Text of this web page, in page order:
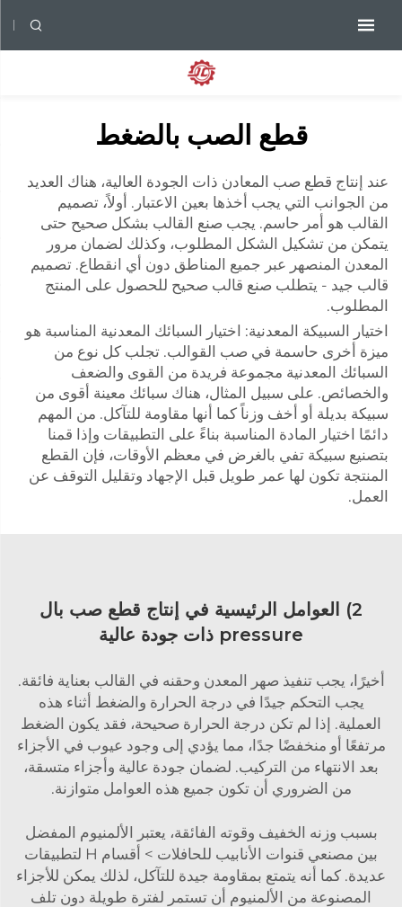
قطع الصب بالضغط
عند إنتاج قطع صب المعادن ذات الجودة العالية، هناك العديد
من الجوانب التي يجب أخذها بعين الاعتبار. أولاً، تصميم
القالب هو أمر حاسم. يجب صنع القالب بشكل صحيح حتى
يتمكن من تشكيل الشكل المطلوب، وكذلك لضمان مرور
المعدن المنصهر عبر جميع المناطق دون أي انقطاع. تصميم
قالب جيد - يتطلب صنع قالب صحيح للحصول على المنتج
المطلوب.
اختيار السبيكة المعدنية: اختيار السبائك المعدنية المناسبة هو
ميزة أخرى حاسمة في صب القوالب. تجلب كل نوع من
السبائك المعدنية مجموعة فريدة من القوى والضعف
والخصائص. على سبيل المثال، هناك سبائك معينة أقوى من
سبيكة بديلة أو أخف وزناً كما أنها مقاومة للتآكل. من المهم
دائمًا اختيار المادة المناسبة بناءً على التطبيقات وإذا قمنا
بتصنيع سبيكة تفي بالغرض في معظم الأوقات، فإن القطع
المنتجة تكون لها عمر طويل قبل الإجهاد وتقليل التوقف عن
العمل.
2) العوامل الرئيسية في إنتاج قطع صب بال
pressure ذات جودة عالية
أخيرًا، يجب تنفيذ صهر المعدن وحقنه في القالب بعناية فائقة.
يجب التحكم جيدًا في درجة الحرارة والضغط أثناء هذه
العملية. إذا لم تكن درجة الحرارة صحيحة، فقد يكون الضغط
مرتفعًا أو منخفضًا جدًا، مما يؤدي إلى وجود عيوب في الأجزاء
بعد الانتهاء من التركيب. لضمان جودة عالية وأجزاء متسقة،
من الضروري أن تكون جميع هذه العوامل متوازنة.
بسبب وزنه الخفيف وقوته الفائقة، يعتبر الألمنيوم المفضل
بين مصنعي قنوات الأنابيب للحافلات > أقسام H لتطبيقات
عديدة. كما أنه يتمتع بمقاومة جيدة للتآكل، لذلك يمكن للأجزاء
المصنوعة من الألمنيوم أن تستمر لفترة طويلة دون تلف